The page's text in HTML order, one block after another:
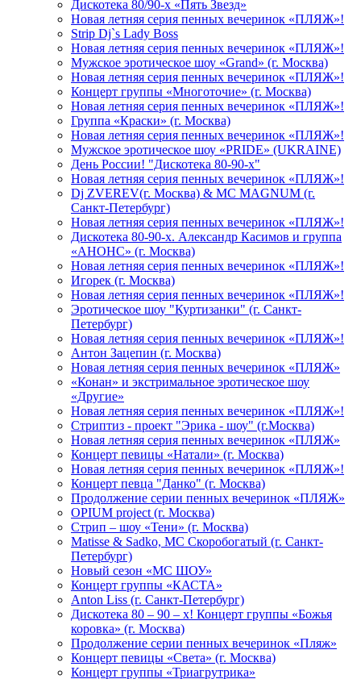
Дискотека 80/90-х «Пять Звезд»
Новая летняя серия пенных вечеринок «ПЛЯЖ»!
Strip Dj`s Lady Boss
Новая летняя серия пенных вечеринок «ПЛЯЖ»!
Мужское эротическое шоу «Grand» (г. Москва)
Новая летняя серия пенных вечеринок «ПЛЯЖ»!
Концерт группы «Многоточие» (г. Москва)
Новая летняя серия пенных вечеринок «ПЛЯЖ»!
Группа «Краски» (г. Москва)
Новая летняя серия пенных вечеринок «ПЛЯЖ»!
Мужское эротическое шоу «PRIDE» (UKRAINE)
День России! "Дискотека 80-90-х"
Новая летняя серия пенных вечеринок «ПЛЯЖ»!
Dj ZVEREV(г. Москва) & MC MAGNUM (г.
Санкт-Петербург)
Новая летняя серия пенных вечеринок «ПЛЯЖ»!
Дискотека 80-90-х. Александр Касимов и группа
«АНОНС» (г. Москва)
Новая летняя серия пенных вечеринок «ПЛЯЖ»!
Игорек (г. Москва)
Новая летняя серия пенных вечеринок «ПЛЯЖ»!
Эротическое шоу "Куртизанки" (г. Санкт-
Петербург)
Новая летняя серия пенных вечеринок «ПЛЯЖ»!
Антон Зацепин (г. Москва)
Новая летняя серия пенных вечеринок «ПЛЯЖ»
«Конан» и экстримальное эротическое шоу
«Другие»
Новая летняя серия пенных вечеринок «ПЛЯЖ»!
Стриптиз - проект "Эрика - шоу" (г.Москва)
Новая летняя серия пенных вечеринок «ПЛЯЖ»
Концерт певицы «Натали» (г. Москва)
Новая летняя серия пенных вечеринок «ПЛЯЖ»!
Концерт певца "Данко" (г. Москва)
Продолжение серии пенных вечеринок «ПЛЯЖ»
OPIUM project (г. Москва)
Стрип – шоу «Тени» (г. Москва)
Matissе & Sadko, MC Скоробогатый (г. Санкт-
Петербург)
Новый сезон «МС ШОУ»
Концерт группы «КАСТА»
Anton Liss (г. Санкт-Петербург)
Дискотека 80 – 90 – х! Концерт группы «Божья
коровка» (г. Москва)
Продолжение серии пенных вечеринок «Пляж»
Концерт певицы «Света» (г. Москва)
Концерт группы «Триагрутрика»